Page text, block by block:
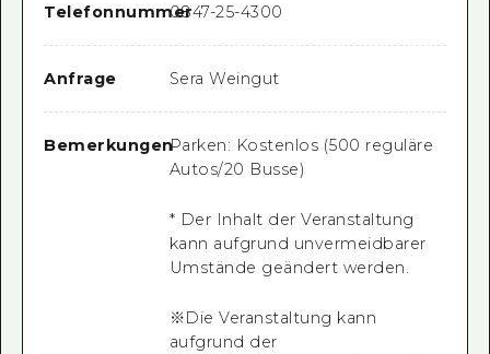
Telefonnummer0847-25-4300
Anfrage Sera Weingut
BemerkungenParken: Kostenlos (500 reguläre
Autos/20 Busse)
* Der Inhalt der Veranstaltung
kann aufgrund unvermeidbarer
Umstände geändert werden.
※Die Veranstaltung kann
aufgrund der